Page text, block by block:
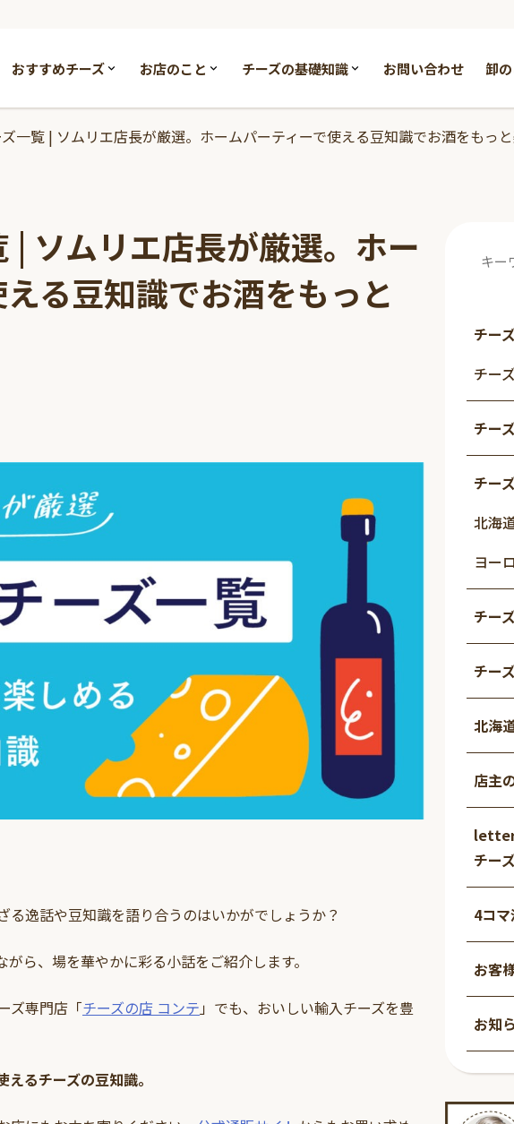
おすすめチーズ お店のこと チーズの基礎知識 お問い合わせ 卸
一覧 | ソムリエ店長が厳選。ホームパーティーで使える豆知識でお酒をもっと
| ソムリエ店長が厳選。ホー
る豆知識でお酒をもっと
る逸話や豆知識を語り合うのはいかがでしょうか？
ら、場を華やかに彩る小話をご紹介します。
ズ専門店「チーズの店 コンテ 」でも、おいしい輸入チーズを豊
るチーズの豆知識。
チー
チー
チー
チー
北海
ヨー
チー
チー
北海
店主
チー
4コ
お客
お知